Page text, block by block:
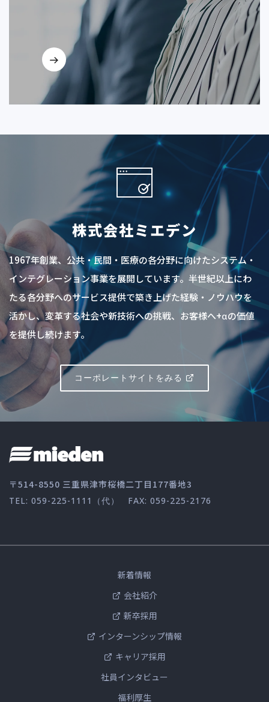
株式会社ミエデン
1967年創業、公共・民間・医療の各分野に向けたシステム・
インテグレーション事業を展開しています。半世紀以上にわ
たる各分野へのサービス提供で築き上げた経験・ノウハウを
活かし、変革する社会や新技術への挑戦、お客様へ+αの価値
を提供し続けます。
コーポレートサイトをみる
〒514-8550 三重県津市桜橋二丁目177番地3
TEL: 059-225-1111（代） FAX: 059-225-2176
新着情報
会社紹介
新卒採用
インターンシップ情報
キャリア採用
社員インタビュー
福利厚生